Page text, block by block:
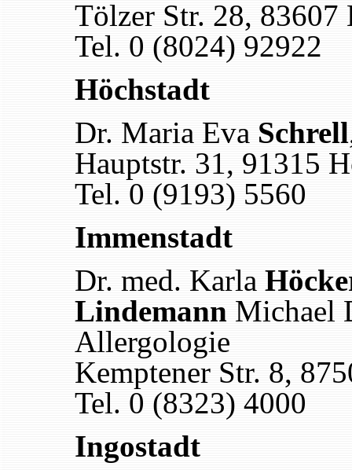
Tölzer Str. 28, 83607
Tel. 0 (8024) 92922
Höchstadt
Dr. Maria Eva Schrell
Hauptstr. 31, 91315
Tel. 0 (9193) 5560
Immenstadt
Dr. med. Karla
Lindemann Michael
Allergologie
Kemptener Str. 8,
Tel. 0 (8323) 4000
Ingostadt